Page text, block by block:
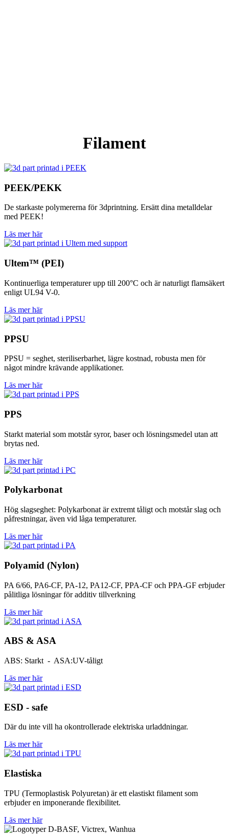
Filament
PEEK/PEKK
De starkaste polymererna för 3dprintning. Ersätt dina metalldelar
med PEEK!
Läs mer här
Ultem™ (PEI)
Kontinuerliga temperaturer upp till 200°C och är naturligt flamsäkert
enligt UL94 V-0.
Läs mer här
PPSU
PPSU = seghet, steriliserbarhet, lägre kostnad, robusta men för
något mindre krävande applikationer.
Läs mer här
PPS
Starkt material som motstår syror, baser och lösningsmedel utan att
brytas ned.
Läs mer här
Polykarbonat
Hög slagseghet: Polykarbonat är extremt tåligt och motstår slag och
påfrestningar, även vid låga temperaturer.
Läs mer här
Polyamid (Nylon)
PA 6/66, PA6-CF, PA-12, PA12-CF, PPA-CF och PPA-GF erbjuder
pålitliga lösningar för additiv tillverkning
Läs mer här
ABS & ASA
ABS: Starkt - ASA:UV-tåligt
Läs mer här
ESD - safe
Där du inte vill ha okontrollerade elektriska urladdningar.
Läs mer här
Elastiska
TPU (Termoplastisk Polyuretan) är ett elastiskt filament som
erbjuder en imponerande flexibilitet.
Läs mer här